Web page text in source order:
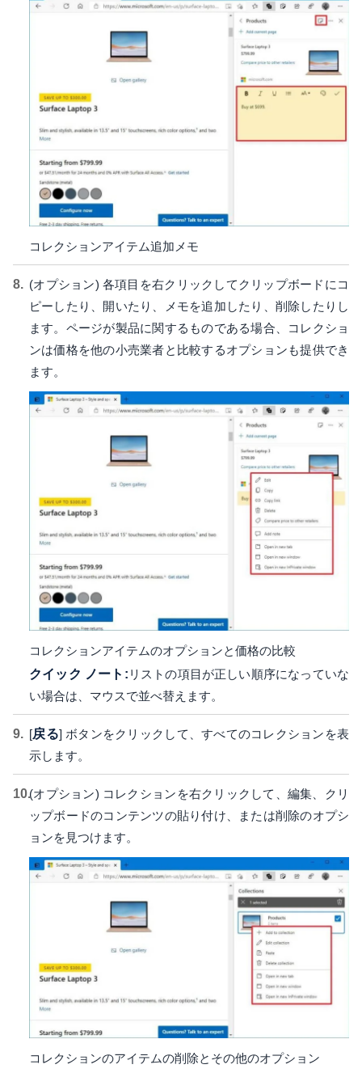
コレクションアイテム追加メモ
(オプション) 各項目を右クリックしてクリップボードにコ
ピーしたり、開いたり、メモを追加したり、削除したりし
ます。ページが製品に関するものである場合、コレクショ
ンは価格を他の小売業者と比較するオプションも提供でき
ます。
コレクションアイテムのオプションと価格の比較
クイック ノート: リストの項目が正しい順序になっていな
い場合は、マウスで並べ替えます。
[戻る] ボタンをクリックして、すべてのコレクションを表
示します。
(オプション) コレクションを右クリックして、編集、クリ
ップボードのコンテンツの貼り付け、または削除のオプシ
ョンを見つけます。
コレクションのアイテムの削除とその他のオプション